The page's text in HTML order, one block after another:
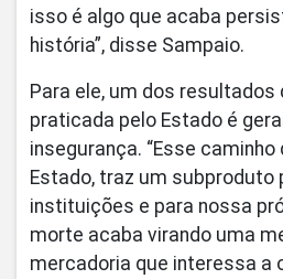
isso é algo que acaba
história”, disse Sampaio.
Para ele, um dos resultados
praticada pelo Estado é
insegurança. “Esse
Estado, traz um subproduto
instituições e para nossa
morte acaba virando uma
mercadoria que interessa a